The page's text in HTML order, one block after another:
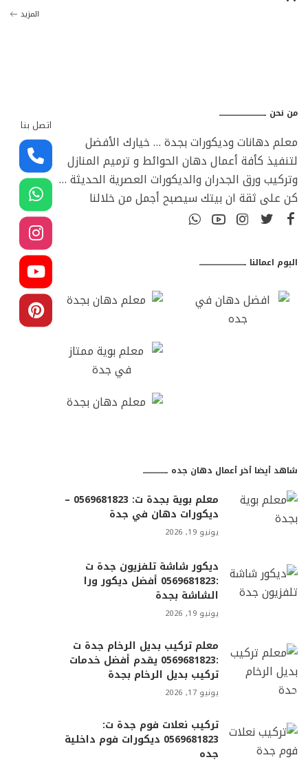
المزيد
من نحن ـــــــــــــــــــــــــــــــــ
معلم دهانات وديكورات بجدة … خيارك الأفضل
لتنفيذ كأفة أعمال دهان الحوائط و ترميم المنازل
وتركيب ورق الجدران والديكورات العصرية الحديثة …
كن على ثقة ان بيتك سيصبح أجمل من خلالنا
البوم اعمالنا ـــــــــــــــــــــــــــــــــ
شاهد أيضا أخر أعمال دهان جده ـــــــــــــــــ
معلم بوية بجدة ت: 0569681823 –
ديكورات دهان في جدة
يونيو 19, 2026
ديكور شاشة تلفزيون جدة ت
:0569681823 أفضل ديكور ورا
الشاشة بجدة
يونيو 19, 2026
معلم تركيب بديل الرخام جدة ت
:0569681823 يقدم أفضل خدمات
تركيب بديل الرخام بجدة
يونيو 17, 2026
تركيب نعلات فوم جدة ت:
0569681823 ديكورات فوم داخلية
جده
اتصل بنا